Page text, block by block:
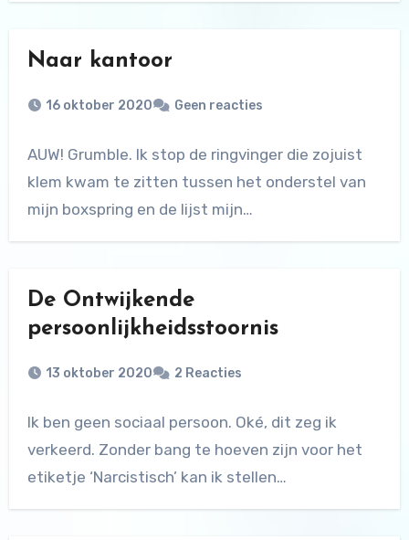
Naar kantoor
16 oktober 2020 Geen reacties
AUW! Grumble. Ik stop de ringvinger die zojuist
klem kwam te zitten tussen het onderstel van
mijn boxspring en de lijst mijn…
De Ontwijkende
persoonlijkheidsstoornis
13 oktober 2020 2 Reacties
Ik ben geen sociaal persoon. Oké, dit zeg ik
verkeerd. Zonder bang te hoeven zijn voor het
etiketje ‘Narcistisch’ kan ik stellen…